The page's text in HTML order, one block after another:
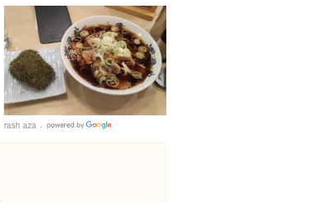
rash aza
Places